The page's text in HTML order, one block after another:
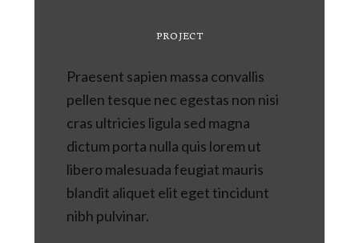
PROJECT
Praesent sapien massa convallis
pellen tesque nec egestas non nisi
cras ultricies ligula sed magna
dictum porta nulla quis lorem ut
libero malesuada feugiat mauris
blandit aliquet elit eget tincidunt
nibh pulvinar.